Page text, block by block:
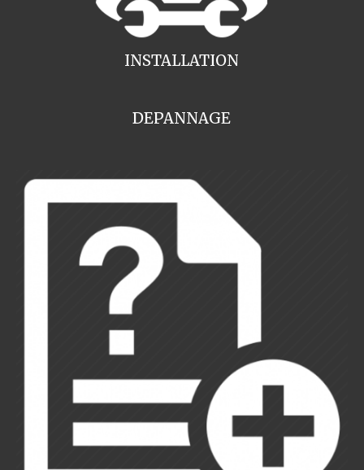
INSTALLATION
DEPANNAGE